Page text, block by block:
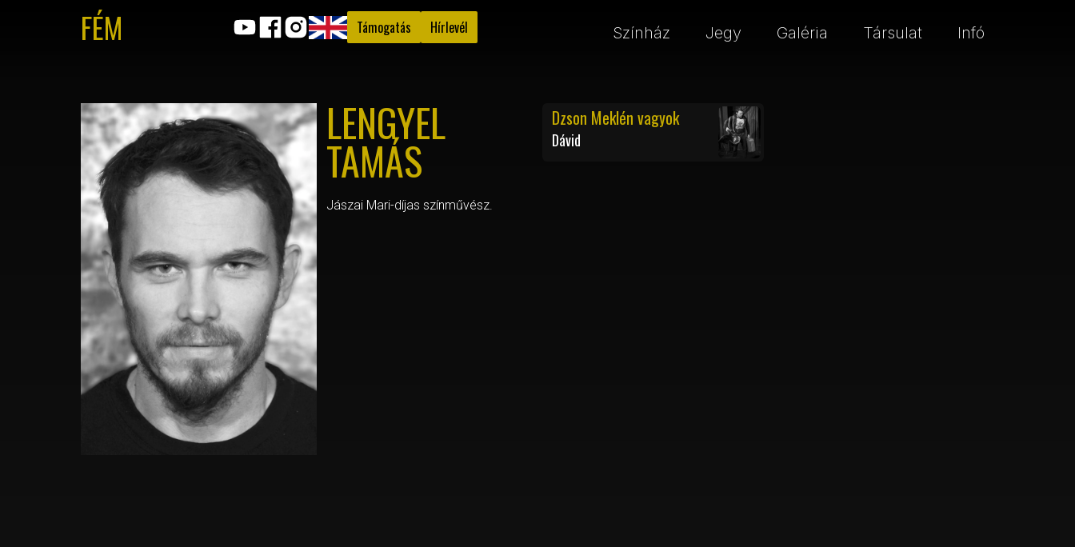
FÉM Támogatás Hírlevél Színház Jegy Galéria Társulat Infó
LENGYEL
TAMÁS
Jászai Mari-díjas színművész.
Dzson Meklén vagyok
Dávid